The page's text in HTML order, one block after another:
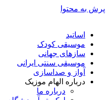
پرش به محتوا
اساتید
موسیقی کودک
سازهای جهانی
موسیقی سنتی ایرانی
آواز و صداسازی
درباره الهام موزیک
درباره ما